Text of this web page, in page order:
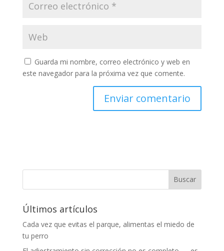
Guarda mi nombre, correo electrónico y web en
este navegador para la próxima vez que comente.
Últimos artículos
Cada vez que evitas el parque, alimentas el miedo de
tu perro